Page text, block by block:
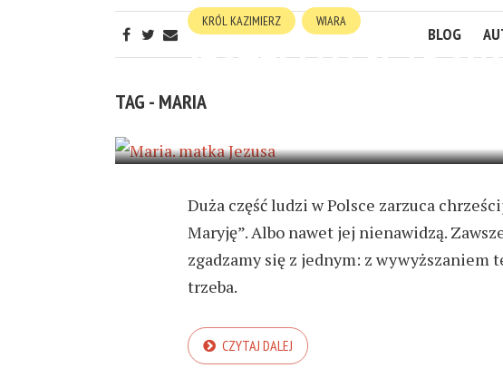
BLOG
TAG - MARIA
KRÓL KAZIMIERZ WIARA
JESTEM
Duża część ludzi w Polsce zarzuca
Maryję”. Albo nawet jej nienawidzą.
zgadzamy się z jednym: z
trzeba.
CZYTAJ DALEJ